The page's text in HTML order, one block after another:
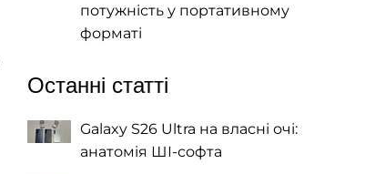
потужність у портативному
форматі
Останні статті
Galaxy S26 Ultra на власні очі:
анатомія ШІ-софта